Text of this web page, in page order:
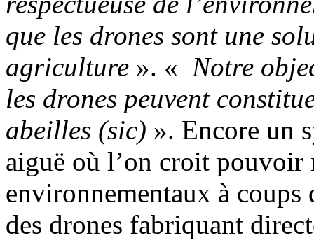
que les drones sont une
agriculture ». « Notre
les drones peuvent
abeilles (sic) ». Encore un
aiguë où l’on croit pouvoir
environnementaux à
des drones fabriquant